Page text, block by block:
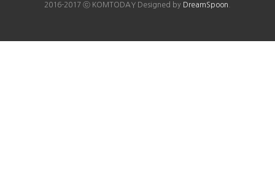
2016-2017 ⓒ KOMTODAY Designed by DreamSpoon